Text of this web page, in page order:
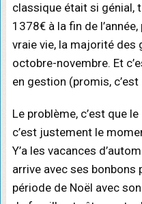
classique était si génial,
1378€ à la fin de
vraie vie, la majorité des
octobre-novembre. Et
en gestion (promis,
Le problème, c’est que
c’est justement le
Y’a les vacances
arrive avec ses bonbons
période de Noël avec